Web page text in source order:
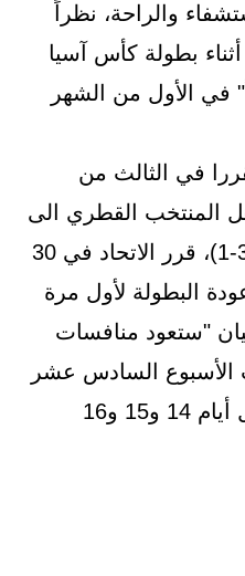
والراحة، نظراً
بطولة كأس آسيا
في الأول من الشهر
في الثالث من
المنتخب القطري الى
النهائي (فاز على اليابان 3-1)، قرر الاتحاد في 30
البطولة لأول مرة
"ستعود منافسات
الأسبوع السادس عشر
والتي ستقام وفقاً للتعديل أيام 14 و15 و16